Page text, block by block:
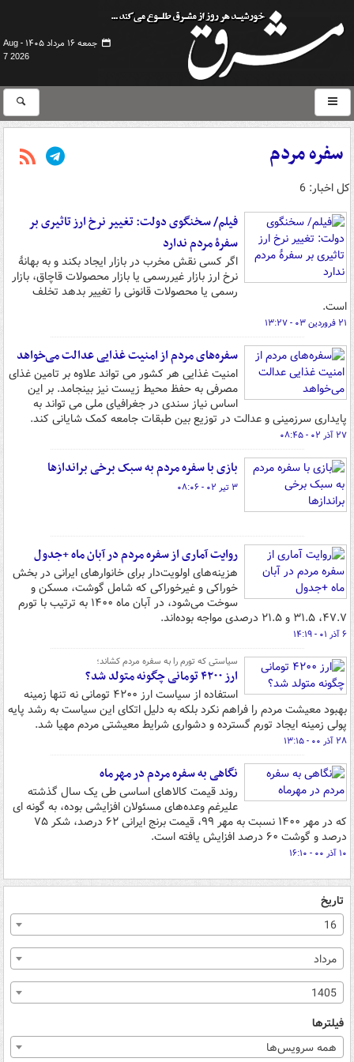
جمعه ۱۶ مرداد ۱۴۰۵ -
Aug
7 2026
سفره مردم
کل اخبار: 6
فیلم/ سخنگوی دولت: تغییر نرخ ارز تاثیری بر
سفرۀ مردم ندارد
اگر کسی نقش مخرب در بازار ایجاد بکند و به بهانۀ
نرخ ارز بازار غیررسمی یا بازار محصولات قاچاق، بازار
رسمی یا محصولات قانونی را تغییر بدهد تخلف
است.
۲۱ فروردین ۰۳ - ۱۳:۲۷
سفره‌های مردم از امنیت غذایی عدالت می‌خواهد
امنیت غذایی هر کشور می تواند علاوه بر تامین غذای
مصرفی به حفظ محیط زیست نیز بینجامد. بر این
اساس نیاز سندی در جغرافیای ملی می تواند به
پایداری سرزمینی و عدالت در توزیع بین طبقات جامعه کمک شایانی کند.
۲۷ آذر ۰۲ - ۰۸:۴۵
بازی با سفره مردم به سبک برخی براندازها
۳ تیر ۰۲ - ۰۸:۰۶
روایت آماری از سفره مردم در آبان ماه +جدول
هزینه‌های اولویت‌دار برای خانوارهای ایرانی در بخش
خوراکی و غیرخوراکی که شامل گوشت، مسکن و
سوخت می‌شود، در آبان ماه ۱۴۰۰ به ترتیب با تورم
۴۷.۷، ۳۱.۵ و ۲۱.۵ درصدی مواجه بوده‌اند.
۶ آذر ۰۱ - ۱۴:۱۹
سیاستی که تورم را به سفره مردم کشاند؛
ارز ۴۲۰۰ تومانی چگونه متولد شد؟
استفاده از سیاست ارز ۴۲۰۰ تومانی نه تنها زمینه
بهبود معیشت مردم را فراهم نکرد بلکه به دلیل اتکای این سیاست به رشد پایه
پولی زمینه ایجاد تورم گسترده و دشواری شرایط معیشتی مردم مهیا شد.
۲۸ آذر ۰۰ - ۱۳:۱۵
نگاهی به سفره مردم در مهرماه
روند قیمت کالاهای اساسی طی یک سال گذشته
علیرغم وعده‌های مسئولان افزایشی بوده، به گونه ای
که در مهر ۱۴۰۰ نسبت به مهر ۹۹، قیمت برنج ایرانی ۶۲ درصد، شکر ۷۵
درصد و گوشت ۶۰ درصد افزایش یافته است.
۱۰ آذر ۰۰ - ۱۶:۱۰
تاریخ
16
مرداد
1405
فیلترها
همه سرویس‌ها